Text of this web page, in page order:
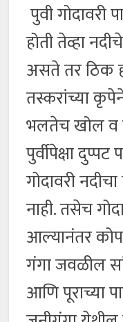
पुवी गोदावरी
होती तेव्हा
असते तर ठिक
तस्करांच्या
भलतेच खोल व
पुर्वीपेक्षा दुप्पट
गोदावरी
नाही. तसेच
आल्यानंतर
गंगा जवळील
आणि पूराच्या